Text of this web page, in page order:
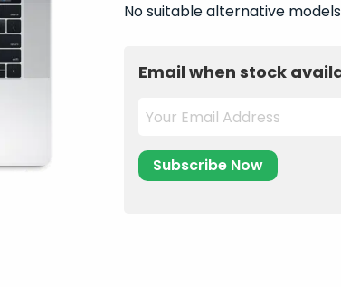
No suitable alternative
Email when stock